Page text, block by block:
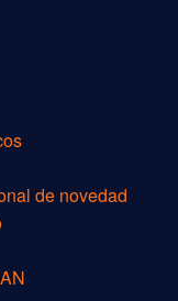
de novedad